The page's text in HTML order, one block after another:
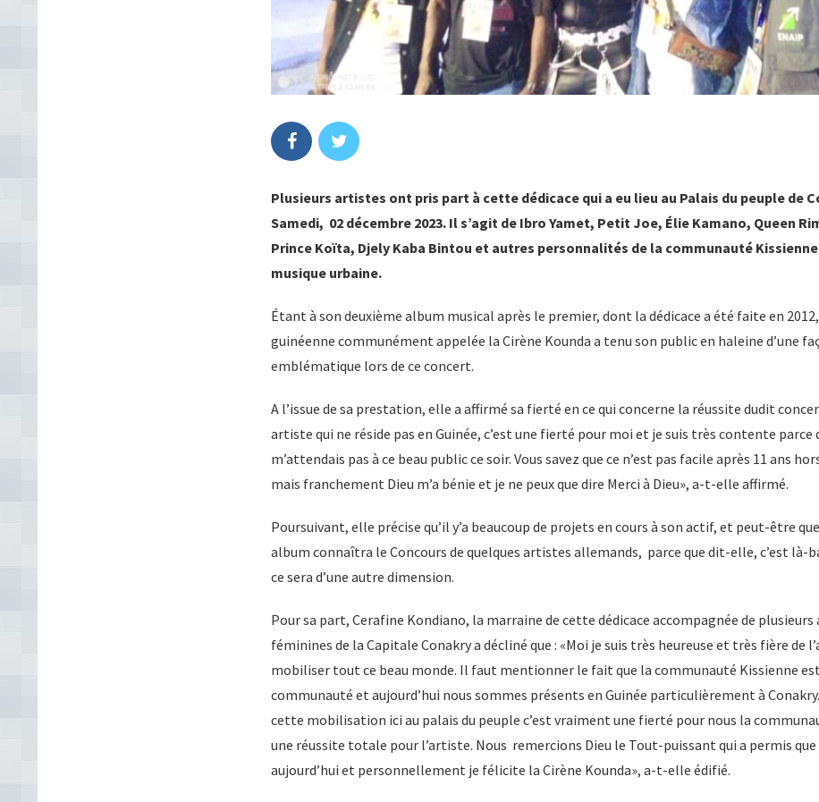
Plusieurs artistes ont pris part à cette dédicace qui a eu lieu au Palais du peuple de
Samedi, 02 décembre 2023. Il s’agit de Ibro Yamet, Petit Joe, Élie Kamano, Queen
Prince Koïta, Djely Kaba Bintou et autres personnalités de la communauté
musique urbaine.
Étant à son deuxième album musical après le premier, dont la dédicace a été faite en
guinéenne communément appelée la Cirène Kounda a tenu son public en haleine d’une
emblématique lors de ce concert.
A l’issue de sa prestation, elle a affirmé sa fierté en ce qui concerne la réussite dudit
artiste qui ne réside pas en Guinée, c’est une fierté pour moi et je suis très contente parce
m’attendais pas à ce beau public ce soir. Vous savez que ce n’est pas facile après 11 ans
mais franchement Dieu m’a bénie et je ne peux que dire Merci à Dieu», a-t-elle affirmé.
Poursuivant, elle précise qu’il y’a beaucoup de projets en cours à son actif, et peut-être
album connaîtra le Concours de quelques artistes allemands, parce que dit-elle, c’est là-
ce sera d’une autre dimension.
Pour sa part, Cerafine Kondiano, la marraine de cette dédicace accompagnée de plusieurs
féminines de la Capitale Conakry a décliné que : «Moi je suis très heureuse et très fière de
mobiliser tout ce beau monde. Il faut mentionner le fait que la communauté Kissienne
communauté et aujourd’hui nous sommes présents en Guinée particulièrement à
cette mobilisation ici au palais du peuple c’est vraiment une fierté pour nous la
une réussite totale pour l’artiste. Nous remercions Dieu le Tout-puissant qui a permis
aujourd’hui et personnellement je félicite la Cirène Kounda», a-t-elle édifié.